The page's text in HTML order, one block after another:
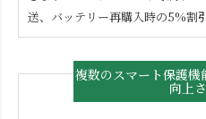
送、バッテリー再購入時の5%割引
複数のスマート保護機
向上